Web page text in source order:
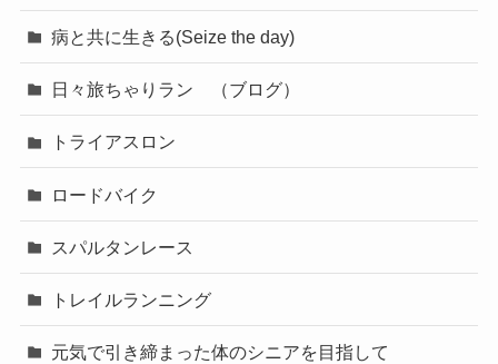
病と共に生きる(Seize the day)
日々旅ちゃりラン （ブログ）
トライアスロン
ロードバイク
スパルタンレース
トレイルランニング
元気で引き締まった体のシニアを目指して